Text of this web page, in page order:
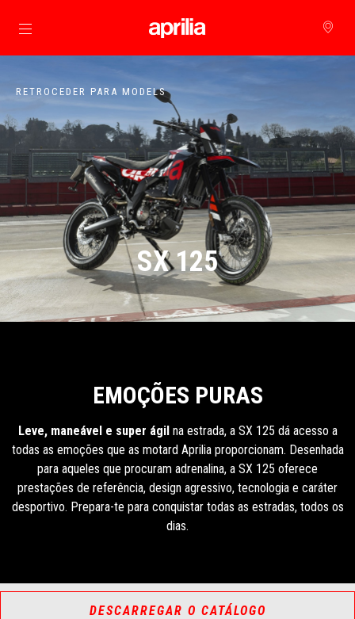
Para o conteúdo principal
RETROCEDER PARA MODELS
SX 125
EMOÇÕES PURAS
Leve, maneável e super ágil na estrada, a SX 125 dá acesso a
todas as emoções que as motard Aprilia proporcionam. Desenhada
para aqueles que procuram adrenalina, a SX 125 oferece
prestações de referência, design agressivo, tecnologia e caráter
desportivo. Prepara-te para conquistar todas as estradas, todos os
dias.
DESCARREGAR O CATÁLOGO